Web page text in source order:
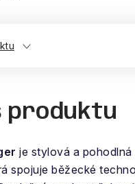
produktu
je stylová a
spojuje běžecké